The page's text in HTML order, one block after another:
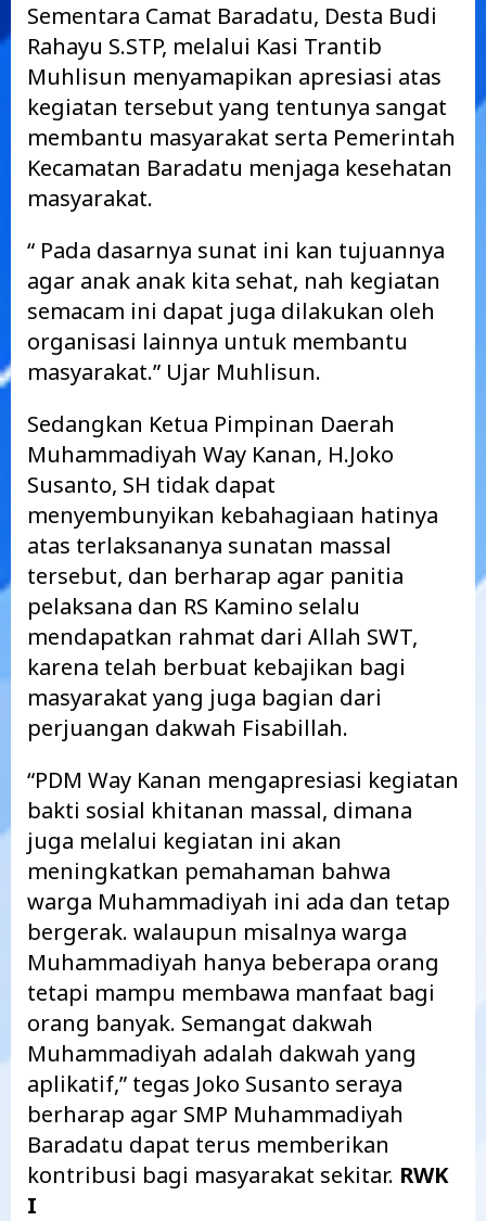
Sementara Camat Baradatu, Desta Budi
Rahayu S.STP, melalui Kasi Trantib
Muhlisun menyamapikan apresiasi atas
kegiatan tersebut yang tentunya sangat
membantu masyarakat serta Pemerintah
Kecamatan Baradatu menjaga kesehatan
masyarakat.
“ Pada dasarnya sunat ini kan tujuannya
agar anak anak kita sehat, nah kegiatan
semacam ini dapat juga dilakukan oleh
organisasi lainnya untuk membantu
masyarakat.” Ujar Muhlisun.
Sedangkan Ketua Pimpinan Daerah
Muhammadiyah Way Kanan, H.Joko
Susanto, SH tidak dapat
menyembunyikan kebahagiaan hatinya
atas terlaksananya sunatan massal
tersebut, dan berharap agar panitia
pelaksana dan RS Kamino selalu
mendapatkan rahmat dari Allah SWT,
karena telah berbuat kebajikan bagi
masyarakat yang juga bagian dari
perjuangan dakwah Fisabillah.
“PDM Way Kanan mengapresiasi kegiatan
bakti sosial khitanan massal, dimana
juga melalui kegiatan ini akan
meningkatkan pemahaman bahwa
warga Muhammadiyah ini ada dan tetap
bergerak. walaupun misalnya warga
Muhammadiyah hanya beberapa orang
tetapi mampu membawa manfaat bagi
orang banyak. Semangat dakwah
Muhammadiyah adalah dakwah yang
aplikatif,” tegas Joko Susanto seraya
berharap agar SMP Muhammadiyah
Baradatu dapat terus memberikan
kontribusi bagi masyarakat sekitar. RWK
I